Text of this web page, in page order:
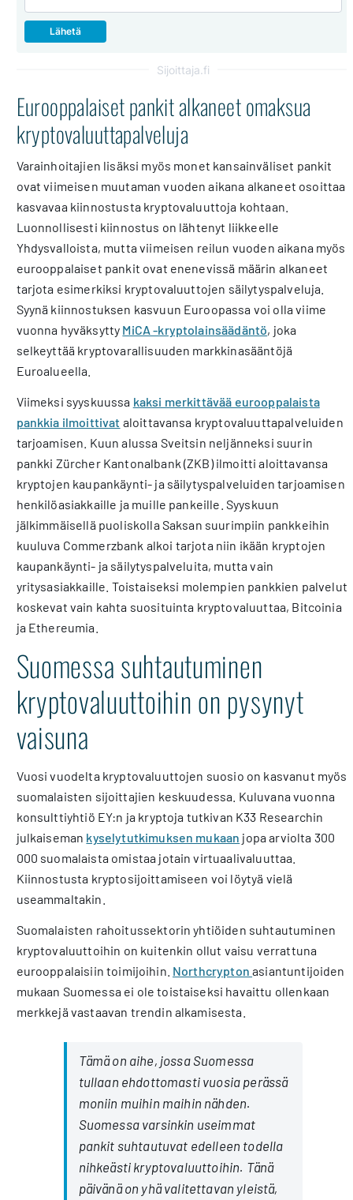
Sijoittaja.fi
Eurooppalaiset pankit alkaneet omaksua
kryptovaluuttapalveluja
Varainhoitajien lisäksi myös monet kansainväliset pankit
ovat viimeisen muutaman vuoden aikana alkaneet osoittaa
kasvavaa kiinnostusta kryptovaluuttoja kohtaan.
Luonnollisesti kiinnostus on lähtenyt liikkeelle
Yhdysvalloista, mutta viimeisen reilun vuoden aikana myös
eurooppalaiset pankit ovat enenevissä määrin alkaneet
tarjota esimerkiksi kryptovaluuttojen säilytyspalveluja.
Syynä kiinnostuksen kasvuun Euroopassa voi olla viime
vuonna hyväksytty MiCA -kryptolainsäädäntö, joka
selkeyttää kryptovarallisuuden markkinasääntöjä
Euroalueella.
Viimeksi syyskuussa kaksi merkittävää eurooppalaista
pankkia ilmoittivat aloittavansa kryptovaluuttapalveluiden
tarjoamisen. Kuun alussa Sveitsin neljänneksi suurin
pankki Zürcher Kantonalbank (ZKB) ilmoitti aloittavansa
kryptojen kaupankäynti- ja säilytyspalveluiden tarjoamisen
henkilöasiakkaille ja muille pankeille. Syyskuun
jälkimmäisellä puoliskolla Saksan suurimpiin pankkeihin
kuuluva Commerzbank alkoi tarjota niin ikään kryptojen
kaupankäynti- ja säilytyspalveluita, mutta vain
yritysasiakkaille. Toistaiseksi molempien pankkien palvelut
koskevat vain kahta suosituinta kryptovaluuttaa, Bitcoinia
ja Ethereumia.
Suomessa suhtautuminen
kryptovaluuttoihin on pysynyt
vaisuna
Vuosi vuodelta kryptovaluuttojen suosio on kasvanut myös
suomalaisten sijoittajien keskuudessa. Kuluvana vuonna
konsulttiyhtiö EY:n ja kryptoja tutkivan K33 Researchin
julkaiseman kyselytutkimuksen mukaan jopa arviolta 300
000 suomalaista omistaa jotain virtuaalivaluuttaa.
Kiinnostusta kryptosijoittamiseen voi löytyä vielä
useammaltakin.
Suomalaisten rahoitussektorin yhtiöiden suhtautuminen
kryptovaluuttoihin on kuitenkin ollut vaisu verrattuna
eurooppalaisiin toimijoihin. Northcryptonasiantuntijoiden
mukaan Suomessa ei ole toistaiseksi havaittu ollenkaan
merkkejä vastaavan trendin alkamisesta.
Tämä on aihe, jossa Suomessa
tullaan ehdottomasti vuosia perässä
moniin muihin maihin nähden.
Suomessa varsinkin useimmat
pankit suhtautuvat edelleen todella
nihkeästi kryptovaluuttoihin. Tänä
päivänä on yhä valitettavan yleistä,